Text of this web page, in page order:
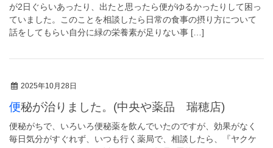
が2日ぐらいあったり、出たと思ったら便がゆるかったりして困っ
ていました。このことを相談したら日常の食事の摂り方について
話をしてもらい自分に緑の栄養素が足りない事 […]
2025年10月28日
便秘が治りました。(中央や薬品 瑞穂店)
便秘がちで、いろいろ便秘薬を飲んでいたのですが、効果がなく
毎日気分がすぐれず、いつも行く薬局で、相談したら、『ヤクケ